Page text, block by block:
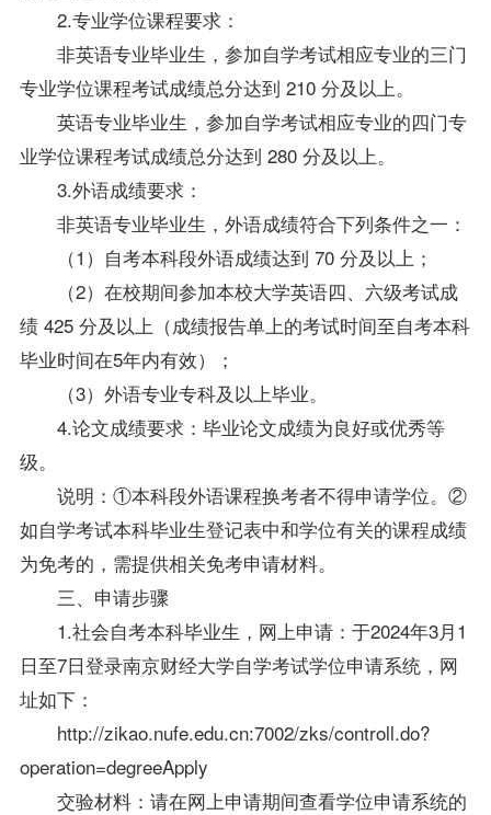
2.专业学位课程要求：
非英语专业毕业生，参加自学考试相应专业的三门
专业学位课程考试成绩总分达到 210 分及以上。
英语专业毕业生，参加自学考试相应专业的四门专
业学位课程考试成绩总分达到 280 分及以上。
3.外语成绩要求：
非英语专业毕业生，外语成绩符合下列条件之一：
（1）自考本科段外语成绩达到 70 分及以上；
（2）在校期间参加本校大学英语四、六级考试成
绩 425 分及以上（成绩报告单上的考试时间至自考本科
毕业时间在5年内有效）；
（3）外语专业专科及以上毕业。
4.论文成绩要求：毕业论文成绩为良好或优秀等
级。
说明：①本科段外语课程换考者不得申请学位。②
如自学考试本科毕业生登记表中和学位有关的课程成绩
为免考的，需提供相关免考申请材料。
三、申请步骤
1.社会自考本科毕业生，网上申请：于2024年3月1
日至7日登录南京财经大学自学考试学位申请系统，网
址如下：
http://zikao.nufe.edu.cn:7002/zks/controll.do?
operation=degreeApply
交验材料：请在网上申请期间查看学位申请系统的